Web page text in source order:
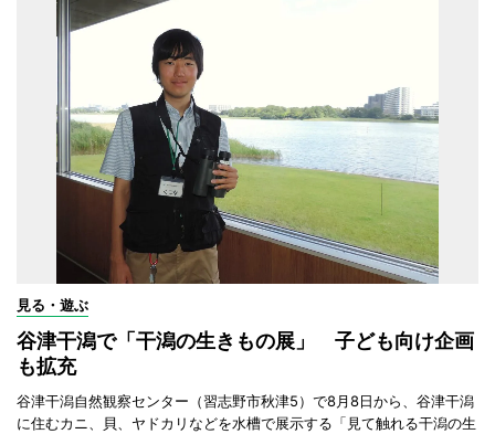
見る・遊ぶ
谷津干潟で「干潟の生きもの展」 子ども向け企画
も拡充
谷津干潟自然観察センター（習志野市秋津5）で8月8日から、谷津干潟
に住むカニ、貝、ヤドカリなどを水槽で展示する「見て触れる干潟の生